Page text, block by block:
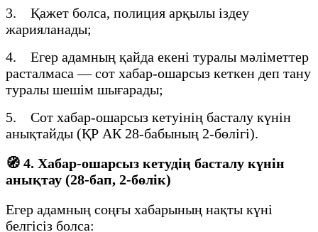
3. Қажет болса, полиция арқылы іздеу
жарияланады;
4. Егер адамның қайда екені туралы мәліметтер
расталмаса — сот хабар-ошарсыз кеткен деп тану
туралы шешім шығарады;
5. Сот хабар-ошарсыз кетуінің басталу күнін
анықтайды (ҚР АК 28-бабының 2-бөлігі).
🧭 4. Хабар-ошарсыз кетудің басталу күнін
анықтау (28-бап, 2-бөлік)
Егер адамның соңғы хабарының нақты күні
белгісіз болса: